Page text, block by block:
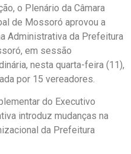
o Plenário da Câmara
de Mossoró aprovou a
Administrativa da Prefeitura
em sessão
nesta quarta-feira (11),
por 15 vereadores.
do Executivo
introduz mudanças na
da Prefeitura